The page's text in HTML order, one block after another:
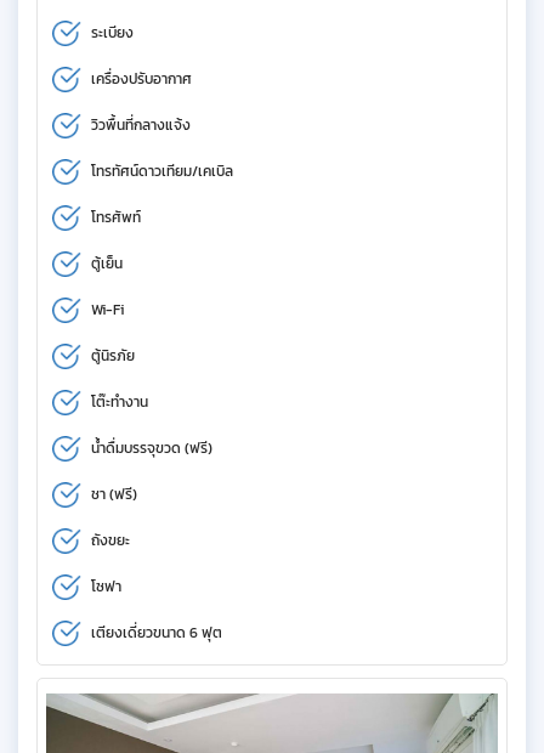
ระเบียง
เครื่องปรับอากาศ
วิวพื้นที่กลางแจ้ง
โทรทัศน์ดาวเทียม/เคเบิล
โทรศัพท์
ตู้เย็น
Wi-Fi
ตู้นิรภัย
โต๊ะทำงาน
น้ำดื่มบรรจุขวด (ฟรี)
ชา (ฟรี)
ถังขยะ
โซฟา
เตียงเดี่ยวขนาด 6 ฟุต